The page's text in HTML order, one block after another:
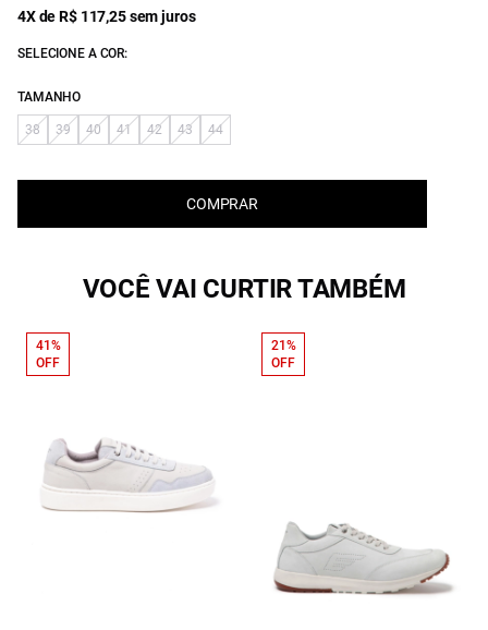
4X de R$ 117,25 sem juros
SELECIONE A COR:
TAMANHO
38 39 40 41 42 43 44
COMPRAR
VOCÊ VAI CURTIR TAMBÉM
41%
OFF
21%
OFF